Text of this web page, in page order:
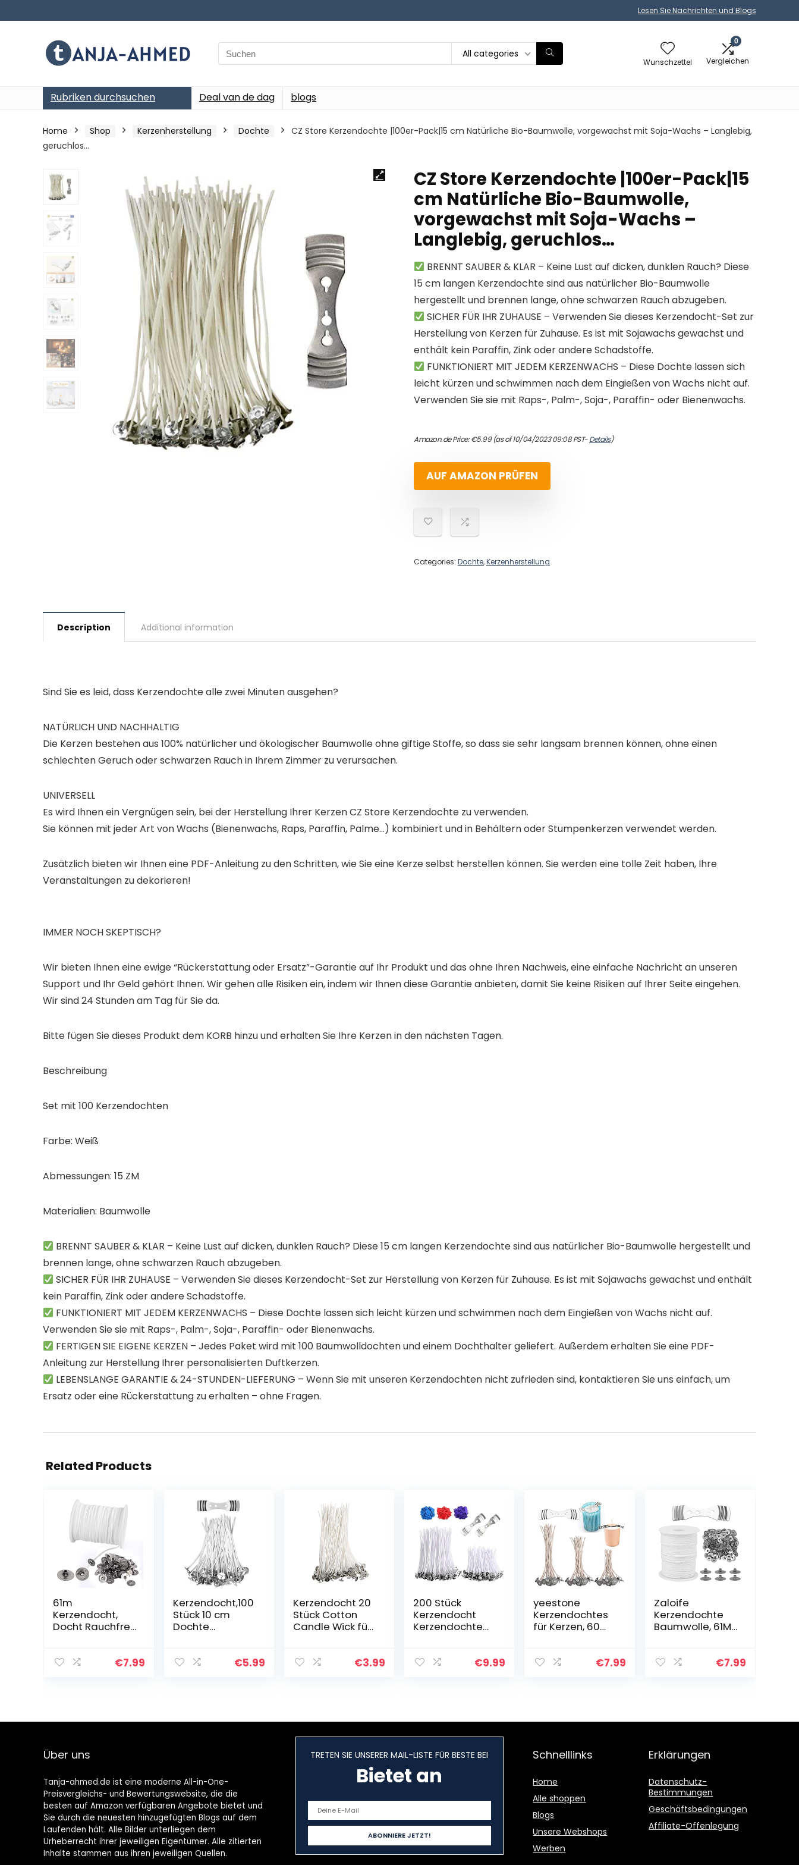
Lesen Sie Nachrichten und Blogs
Search
for:
All categories
Wunschzettel
0
Vergleichen
Rubriken durchsuchen Deal van de dag blogs
Home Shop Kerzenherstellung Dochte
CZ Store Kerzendochte |100er-Pack|15 cm Natürliche Bio-Baumwolle, vorgewachst mit Soja-Wachs – Langlebig,
geruchlos…
CZ Store Kerzendochte |100er-Pack|15
cm Natürliche Bio-Baumwolle,
vorgewachst mit Soja-Wachs –
Langlebig, geruchlos…
BRENNT SAUBER & KLAR – Keine Lust auf dicken, dunklen Rauch? Diese
15 cm langen Kerzendochte sind aus natürlicher Bio-Baumwolle
hergestellt und brennen lange, ohne schwarzen Rauch abzugeben.
SICHER FÜR IHR ZUHAUSE – Verwenden Sie dieses Kerzendocht-Set zur
Herstellung von Kerzen für Zuhause. Es ist mit Sojawachs gewachst und
enthält kein Paraffin, Zink oder andere Schadstoffe.
FUNKTIONIERT MIT JEDEM KERZENWACHS – Diese Dochte lassen sich
leicht kürzen und schwimmen nach dem Eingießen von Wachs nicht auf.
Verwenden Sie sie mit Raps-, Palm-, Soja-, Paraffin- oder Bienenwachs.
Amazon.de Price:€5.99(as of 10/04/2023 09:08 PST-Details)
AUF AMAZON PRÜFEN
Categories: Dochte,Kerzenherstellung
Description Additional information
Sind Sie es leid, dass Kerzendochte alle zwei Minuten ausgehen?
NATÜRLICH UND NACHHALTIG
Die Kerzen bestehen aus 100% natürlicher und ökologischer Baumwolle ohne giftige Stoffe, so dass sie sehr langsam brennen können, ohne einen
schlechten Geruch oder schwarzen Rauch in Ihrem Zimmer zu verursachen.
UNIVERSELL
Es wird Ihnen ein Vergnügen sein, bei der Herstellung Ihrer Kerzen CZ Store Kerzendochte zu verwenden.
Sie können mit jeder Art von Wachs (Bienenwachs, Raps, Paraffin, Palme…) kombiniert und in Behältern oder Stumpenkerzen verwendet werden.
Zusätzlich bieten wir Ihnen eine PDF-Anleitung zu den Schritten, wie Sie eine Kerze selbst herstellen können. Sie werden eine tolle Zeit haben, Ihre
Veranstaltungen zu dekorieren!
IMMER NOCH SKEPTISCH?
Wir bieten Ihnen eine ewige “Rückerstattung oder Ersatz”-Garantie auf Ihr Produkt und das ohne Ihren Nachweis, eine einfache Nachricht an unseren
Support und Ihr Geld gehört Ihnen. Wir gehen alle Risiken ein, indem wir Ihnen diese Garantie anbieten, damit Sie keine Risiken auf Ihrer Seite eingehen.
Wir sind 24 Stunden am Tag für Sie da.
Bitte fügen Sie dieses Produkt dem KORB hinzu und erhalten Sie Ihre Kerzen in den nächsten Tagen.
Beschreibung
Set mit 100 Kerzendochten
Farbe: Weiß
Abmessungen: 15 ZM
Materialien: Baumwolle
BRENNT SAUBER & KLAR – Keine Lust auf dicken, dunklen Rauch? Diese 15 cm langen Kerzendochte sind aus natürlicher Bio-Baumwolle hergestellt und
brennen lange, ohne schwarzen Rauch abzugeben.
SICHER FÜR IHR ZUHAUSE – Verwenden Sie dieses Kerzendocht-Set zur Herstellung von Kerzen für Zuhause. Es ist mit Sojawachs gewachst und enthält
kein Paraffin, Zink oder andere Schadstoffe.
FUNKTIONIERT MIT JEDEM KERZENWACHS – Diese Dochte lassen sich leicht kürzen und schwimmen nach dem Eingießen von Wachs nicht auf.
Verwenden Sie sie mit Raps-, Palm-, Soja-, Paraffin- oder Bienenwachs.
FERTIGEN SIE EIGENE KERZEN – Jedes Paket wird mit 100 Baumwolldochten und einem Dochthalter geliefert. Außerdem erhalten Sie eine PDF-
Anleitung zur Herstellung Ihrer personalisierten Duftkerzen.
LEBENSLANGE GARANTIE & 24-STUNDEN-LIEFERUNG – Wenn Sie mit unseren Kerzendochten nicht zufrieden sind, kontaktieren Sie uns einfach, um
Ersatz oder eine Rückerstattung zu erhalten – ohne Fragen.
Related Products
61m
Kerzendocht,
Docht Rauchfrei
Kerzendochthalt
€7.99
Kerzendocht,100
Stück 10 cm
Dochte
mit Fuß
für…
€5.99
Kerzendocht 20
Stück Cotton
Candle Wick für
g Candle DIY€3.99
200 Stück
Kerzendocht
Kerzendochte
Verschiedenen
€9.99
yeestone
Kerzendochtes
für Kerzen, 60
Rauchfrei
€7.99
Zaloife
Kerzendochte
Baumwolle, 61M
Flachdocht, mit 1
€7.99
Über uns
Tanja-ahmed.de ist eine moderne All-in-One-
Preisvergleichs- und Bewertungswebsite, die die
besten auf Amazon verfügbaren Angebote bietet und
Sie durch die neuesten hinzugefügten Blogs auf dem
Laufenden hält. Alle Bilder unterliegen dem
Urheberrecht ihrer jeweiligen Eigentümer. Alle zitierten
Inhalte stammen aus ihren jeweiligen Quellen.
TRETEN SIE UNSERER MAIL-LISTE FÜR BESTE BEI
Bietet an
Schnelllinks
Home
Alle shoppen
Blogs
Unsere Webshops
Werben
Erklärungen
Datenschutz-
Bestimmungen
Geschäftsbedingungen
Affiliate-Offenlegung